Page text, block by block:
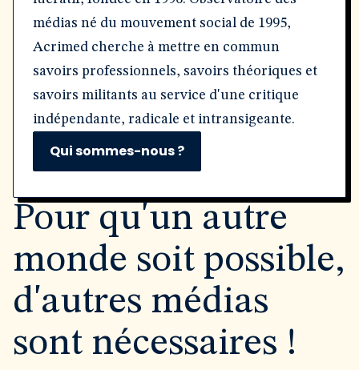
médias né du mouvement social de 1995,
Acrimed cherche à mettre en commun
savoirs professionnels, savoirs théoriques et
savoirs militants au service d'une critique
indépendante, radicale et intransigeante.
Qui sommes-nous ?
Pour qu'un autre
monde soit possible,
d'autres médias
sont nécessaires !